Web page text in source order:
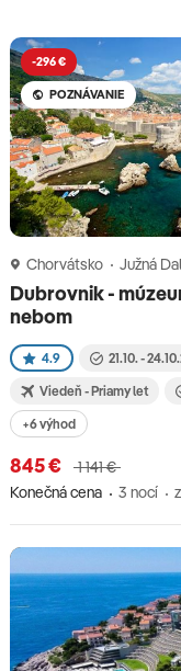
-296 €
POZNÁVANIE
Chorvátsko Južná
Dubrovnik -
nebom
4.9 21.10. -
Viedeň - Priamy let
+6 výhod
845 €
1 141 €
Konečná cena
3 nocí